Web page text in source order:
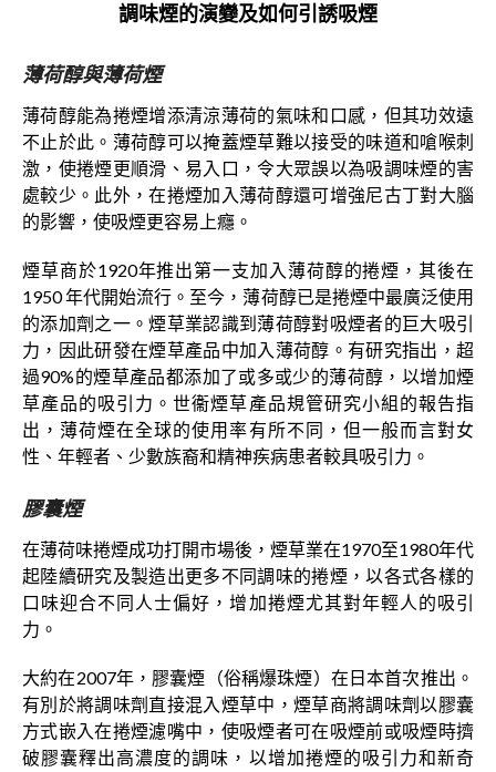
調味煙的演變及如何引誘吸煙
薄荷醇與薄荷煙
薄荷醇能為捲煙增添清涼薄荷的氣味和口感，但其功效遠
不止於此。薄荷醇可以掩蓋煙草難以接受的味道和嗆喉刺
激，使捲煙更順滑、易入口，令大眾誤以為吸調味煙的害
處較少。此外，在捲煙加入薄荷醇還可增強尼古丁對大腦
的影響，使吸煙更容易上癮。
煙草商於1920年推出第一支加入薄荷醇的捲煙，其後在
1950 年代開始流行。至今，薄荷醇已是捲煙中最廣泛使用
的添加劑之一。煙草業認識到薄荷醇對吸煙者的巨大吸引
力，因此研發在煙草產品中加入薄荷醇。有研究指出，超
過90%的煙草產品都添加了或多或少的薄荷醇，以增加煙
草產品的吸引力。世衞煙草產品規管研究小組的報告指
出，薄荷煙在全球的使用率有所不同，但一般而言對女
性、年輕者、少數族裔和精神疾病患者較具吸引力。
膠囊煙
在薄荷味捲煙成功打開市場後，煙草業在1970至1980年代
起陸續研究及製造出更多不同調味的捲煙，以各式各樣的
口味迎合不同人士偏好，增加捲煙尤其對年輕人的吸引
力。
大約在2007年，膠囊煙（俗稱爆珠煙）在日本首次推出。
有別於將調味劑直接混入煙草中，煙草商將調味劑以膠囊
方式嵌入在捲煙濾嘴中，使吸煙者可在吸煙前或吸煙時擠
破膠囊釋出高濃度的調味，以增加捲煙的吸引力和新奇